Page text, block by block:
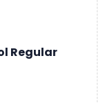
Regular